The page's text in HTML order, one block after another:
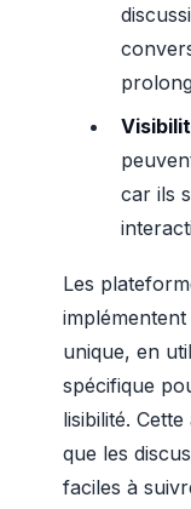
car ils
Les
unique, en
spécifique
lisibilité.
que les
faciles à